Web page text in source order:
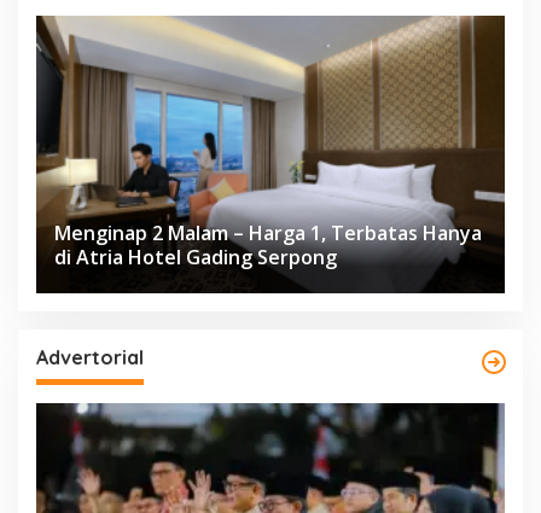
Menginap 2 Malam – Harga 1, Terbatas Hanya
di Atria Hotel Gading Serpong
Advertorial